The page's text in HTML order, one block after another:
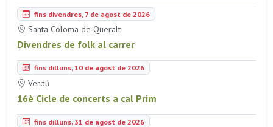
fins divendres, 7 de agost de 2026
Santa Coloma de Queralt
Divendres de folk al carrer
fins dilluns, 10 de agost de 2026
Verdú
16è Cicle de concerts a cal Prim
fins dilluns, 31 de agost de 2026